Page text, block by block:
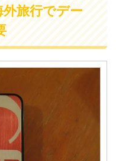
旅行でデー